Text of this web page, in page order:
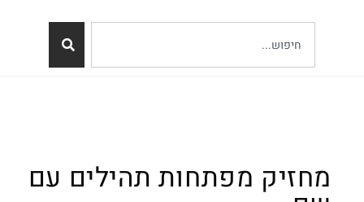
מחזיק מפתחות תהילים עם